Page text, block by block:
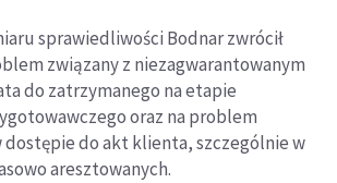
sprawiedliwości Bodnar zwrócił
związany z niezagwarantowanym
do zatrzymanego na etapie
oraz na problem
dostępie do akt klienta, szczególnie w
aresztowanych.